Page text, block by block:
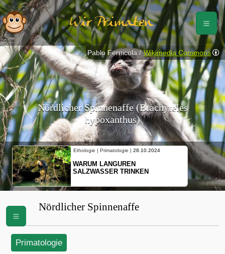
Wir Primaten
Nördlicher Spinnenaffe (Brachyteles
hypoxanthus)
Ethologie | Primatologie | 10.10.2024
NEUES VON WEIBLICHEN
SCHOPFGIBBONS UND IHRER
Pablo Fernicola / Wikimedia Commons
Nördlicher Spinnenaffe
Primatologie